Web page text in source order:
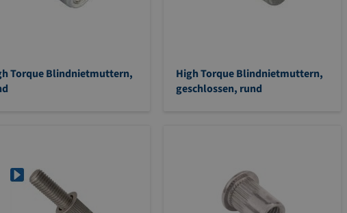
Torque Blindnietmuttern,
High Torque Blindnietmuttern,
geschlossen, rund